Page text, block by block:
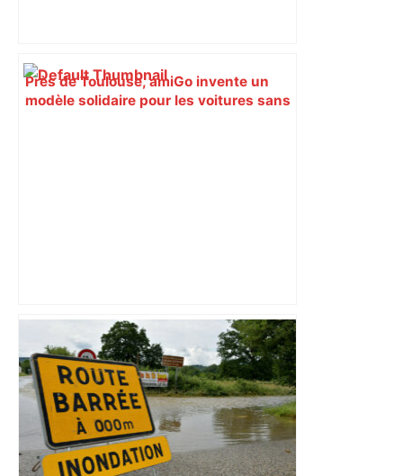
Près de Toulouse, amiGo invente un
modèle solidaire pour les voitures sans
L1 : Sans forcer, l'OL inflige un 3-0 à
Toulouse – Foot01